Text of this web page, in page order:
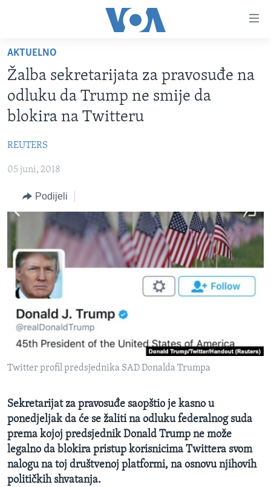
glavni
sadržaj
Pređi
na
glavnu
Idi
na
pretragu
TV PROGRAM
VIDEO
FOTOGRAFIJE DANA
BOSNA I HERCEGOVINA
SVIJET
NAUKA I TEHNOLOGIJA
SPECIJALNI PROJEKTI
KORUPCIJA
SLOBODA MEDIJA
ŽENSKA STRANA
IZBJEGLIČKA STRANA
MAGAZIN
Learning English
PRATITE NAS
Jezici
AKTUELNO
Žalba sekretarijata za pravosuđe na
odluku da Trump ne smije da
blokira na Twitteru
REUTERS
05 juni, 2018
Podijeli
Twitter profil predsjednika SAD Donalda Trumpa
Sekretarijat za pravosuđe saopštio je kasno u
ponedjeljak da će se žaliti na odluku federalnog suda
prema kojoj predsjednik Donald Trump ne može
legalno da blokira pristup korisnicima Twittera svom
nalogu na toj društvenoj platformi, na osnovu njihovih
političkih shvatanja.